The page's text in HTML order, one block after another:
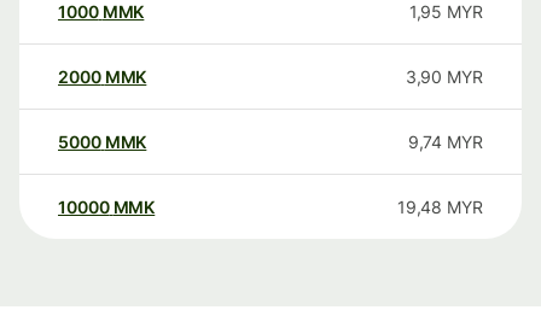
1000 MMK 1,95 MYR
2000 MMK 3,90 MYR
5000 MMK 9,74 MYR
10000 MMK 19,48 MYR